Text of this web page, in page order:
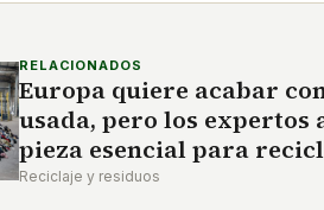
RELACIONADOS
Europa quiere acabar
usada, pero los
pieza esencial para
Reciclaje y residuos